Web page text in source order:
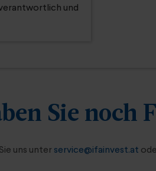
und
Sie noch
uns unter service@ifainvest.at